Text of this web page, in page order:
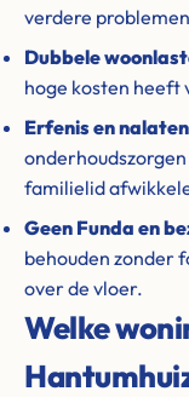
verdere
Dubbele
hoge kosten heeft
Erfenis en
familielid
Geen Funda en
behouden zonder
over de vloer.
Welke